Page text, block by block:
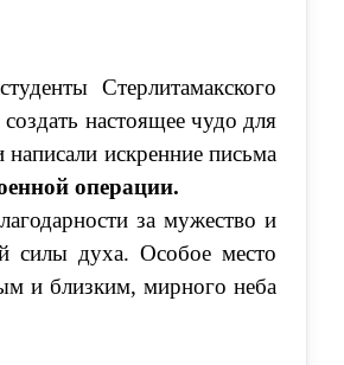
Стерлитамакского
настоящее чудо для
искренние письма
операции.
за мужество и
силы духа. Особое место
и близким, мирного неба